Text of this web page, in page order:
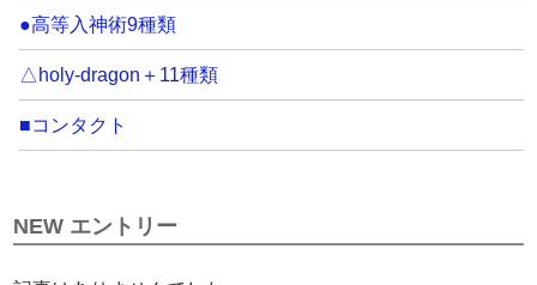
●高等入神術9種類
△holy-dragon＋11種類
■コンタクト
NEW エントリー